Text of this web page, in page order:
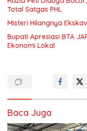
Total Satgas PHL
Misteri Hilangnya
Bupati Apresiasi BTA
Ekonomi Lokal
Baca Juga